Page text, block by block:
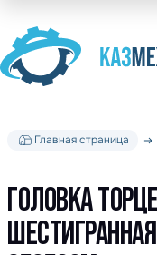
Главная страница
ГОЛОВКА